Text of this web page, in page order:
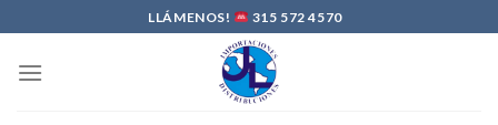
to
content
LLÁMENOS! 315 572 4570